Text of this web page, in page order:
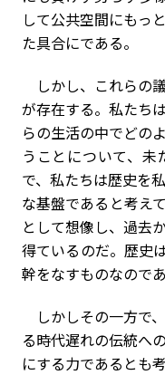
して公共空間にもっ
た具合にである。
しかし、これらの
が存在する。私たち
らの生活の中でどの
うことについて、
で、私たちは歴史を
な基盤であると考え
として想像し、過去
得ているのだ。歴史
幹をなすものなのであ
しかしその一方で
る時代遅れの伝統へ
にする力であるとも